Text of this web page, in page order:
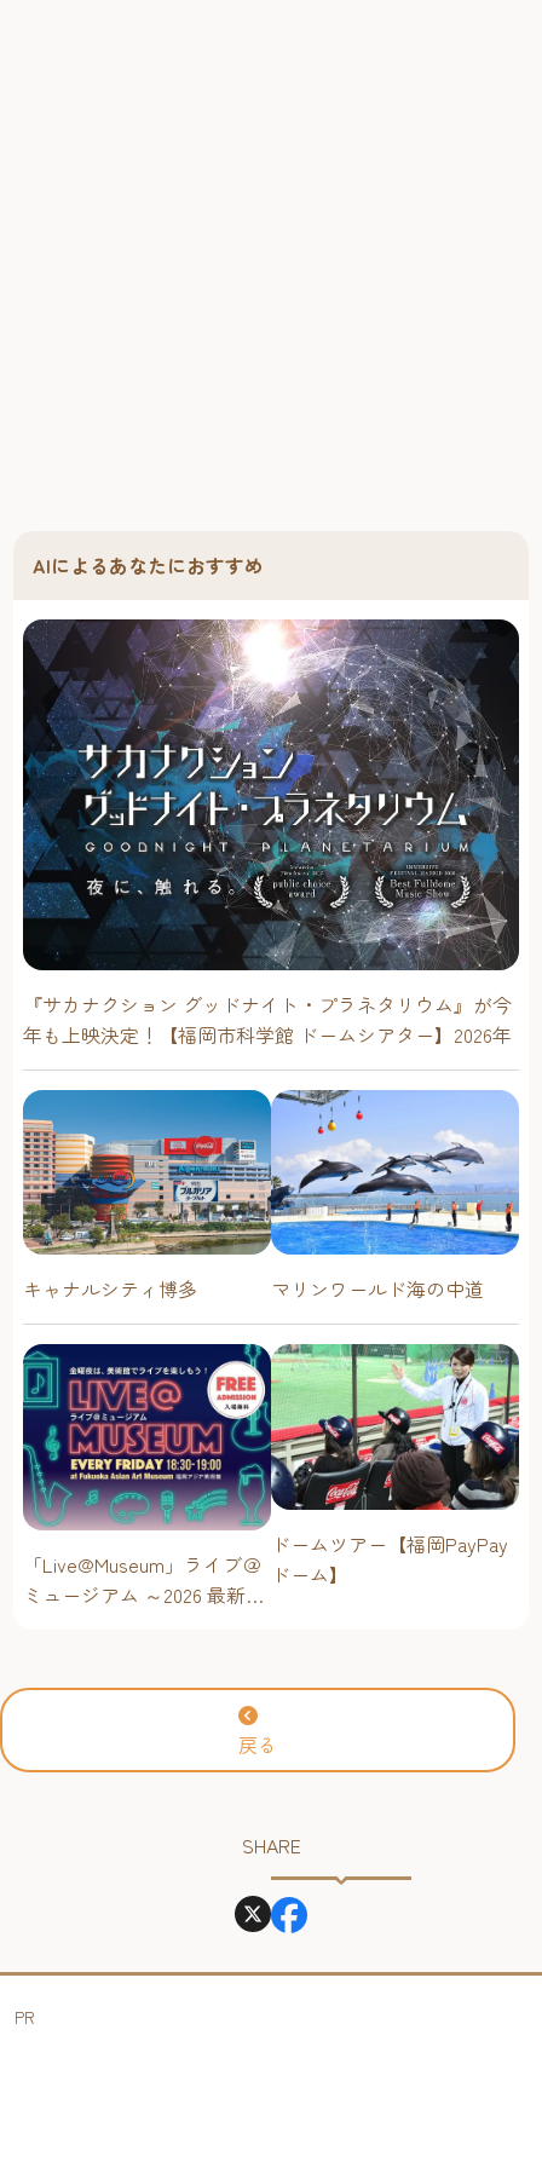
AIによるあなたにおすすめ
『サカナクション グッドナイト・プラネタリウム』が今
年も上映決定！【福岡市科学館 ドームシアター】2026年
キャナルシティ博多 マリンワールド海の中道
「Live@Museum」ライブ＠
ミュージアム ～2026 最新イ
ドームツアー【福岡PayPay
ドーム】
戻る
SHARE
PR